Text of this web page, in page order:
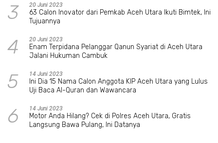
3 20 Juni 2023
63 Calon Inovator dari Pemkab Aceh Utara Ikuti Bimtek, Ini
Tujuannya
4 20 Juni 2023
Enam Terpidana Pelanggar Qanun Syariat di Aceh Utara
Jalani Hukuman Cambuk
5 14 Juni 2023
Ini Dia 15 Nama Calon Anggota KIP Aceh Utara yang Lulus
Uji Baca Al-Quran dan Wawancara
6 14 Juni 2023
Motor Anda Hilang? Cek di Polres Aceh Utara, Gratis
Langsung Bawa Pulang, Ini Datanya